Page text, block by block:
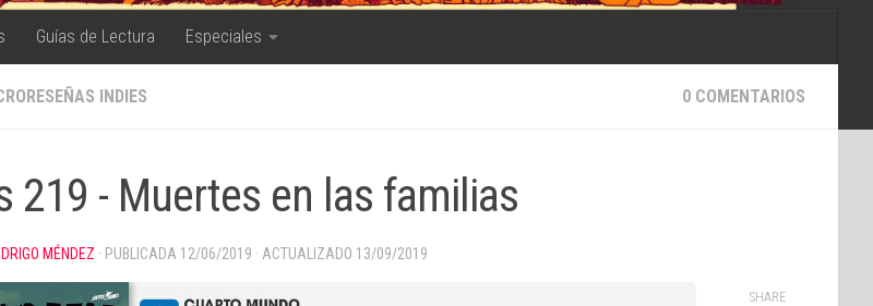
Guías de Lectura Especiales
INDIES 0 COMENTARIOS
219 - Muertes en las familias
MÉNDEZ · PUBLICADA 12/06/2019 · ACTUALIZADO 13/09/2019
SHARE